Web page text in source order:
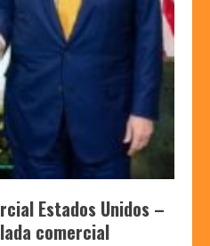
Estados Unidos –
comercial